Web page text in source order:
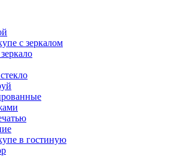
с зеркалом
в гостиную